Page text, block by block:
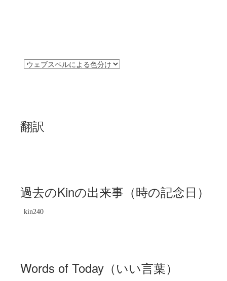
翻訳
過去のKinの出来事（時の記念日）
kin240
Words of Today（いい言葉）